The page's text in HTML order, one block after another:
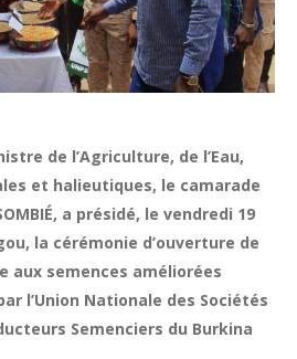
de l’Agriculture, de l’Eau,
et halieutiques, le camarade
a présidé, le vendredi 19
la cérémonie d’ouverture de
aux semences améliorées
l’Union Nationale des Sociétés
Semenciers du Burkina